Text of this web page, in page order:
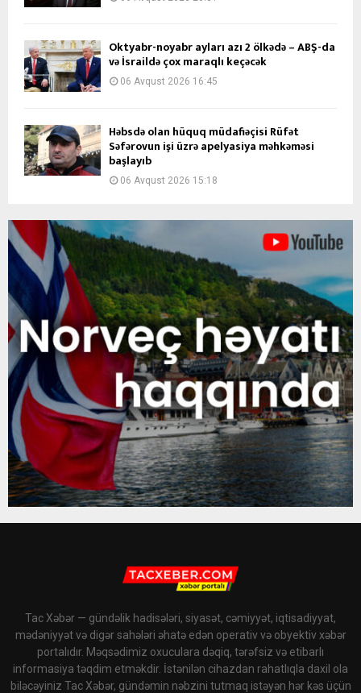
Oktyabr-noyabr ayları azı 2 ölkədə – ABŞ-da
və İsraildə çox maraqlı keçəcək
06 Avqust 2026 16:45
Həbsdə olan hüquq müdafiəçisi Rüfət
Səfərovun işi üzrə apelyasiya məhkəməsi
başlayıb
06 Avqust 2026 15:18
Tac Xəbər — gündəlik hadisələri, siyasət, cəmiyyət, iqtisadiyyat,
mədəniyyət və digər sahələri əhatə edən operativ və obyektiv xəbər
portalıdır. Məqsədimiz oxuculara dəqiq, tərəfsiz və etibarlı
informasiya təqdim etməkdir. İstənilən cihazdan rahatlıqla daxil ola
biləcəyiniz Tac Xəbər, gündəmin nəbzini tutmaq istəyən hər kəs üçün